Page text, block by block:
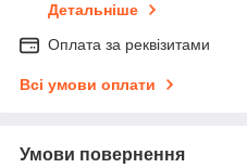
Детальніше
Оплата за реквізитами
Всі умови оплати
Умови повернення